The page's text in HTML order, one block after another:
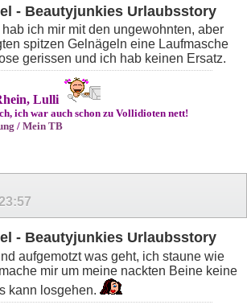
- Beautyjunkies Urlaubsstory
ich mir mit den ungewohnten, aber
spitzen Gelnägeln eine Laufmasche
gerissen und ich hab keinen Ersatz.
Lulli
ich war auch schon zu Vollidioten nett!
/ Mein TB
- Beautyjunkies Urlaubsstory
aufgemotzt was geht, ich staune wie
mir um meine nackten Beine keine
kann losgehen.